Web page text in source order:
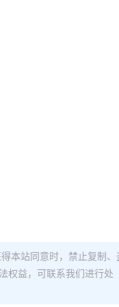
本站同意时，禁止复制、
权益，可联系我们进行处